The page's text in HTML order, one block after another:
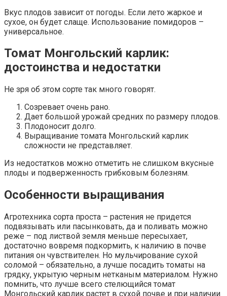
Вкус плодов зависит от погоды. Если лето жаркое и
сухое, он будет слаще. Использование помидоров –
универсальное.
Томат Монгольский карлик:
достоинства и недостатки
Не зря об этом сорте так много говорят.
Созревает очень рано.
Дает большой урожай средних по размеру плодов.
Плодоносит долго.
Выращивание томата Монгольский карлик
сложности не представляет.
Из недостатков можно отметить не слишком вкусные
плоды и подверженность грибковым болезням.
Особенности выращивания
Агротехника сорта проста – растения не придется
подвязывать или пасынковать, да и поливать можно
реже – под листвой земля меньше пересыхает,
достаточно вовремя подкормить, к наличию в почве
питания он чувствителен. Но мульчирование сухой
соломой – обязательно, а лучше посадить томаты на
грядку, укрытую черным нетканым материалом. Нужно
помнить, что лучше всего стелющийся томат
Монгольский карлик растет в сухой почве и при наличии